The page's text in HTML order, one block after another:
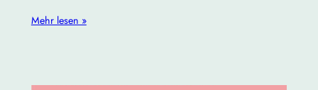
Mehr lesen »